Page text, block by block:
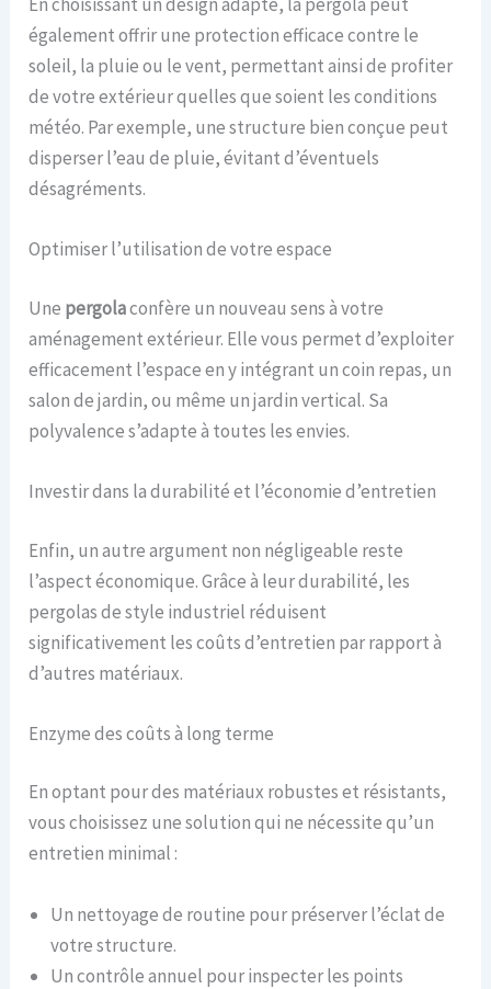
également offrir une protection efficace contre le
soleil, la pluie ou le vent, permettant ainsi de profiter
de votre extérieur quelles que soient les conditions
météo. Par exemple, une structure bien conçue peut
disperser l’eau de pluie, évitant d’éventuels
désagréments.
Optimiser l’utilisation de votre espace
Une pergolaconfère un nouveau sens à votre
aménagement extérieur. Elle vous permet d’exploiter
efficacement l’espace en y intégrant un coin repas, un
salon de jardin, ou même un jardin vertical. Sa
polyvalence s’adapte à toutes les envies.
Investir dans la durabilité et l’économie d’entretien
Enfin, un autre argument non négligeable reste
l’aspect économique. Grâce à leur durabilité, les
pergolas de style industriel réduisent
significativement les coûts d’entretien par rapport à
d’autres matériaux.
Enzyme des coûts à long terme
En optant pour des matériaux robustes et résistants,
vous choisissez une solution qui ne nécessite qu’un
entretien minimal :
Un nettoyage de routine pour préserver l’éclat de
votre structure.
Un contrôle annuel pour inspecter les points